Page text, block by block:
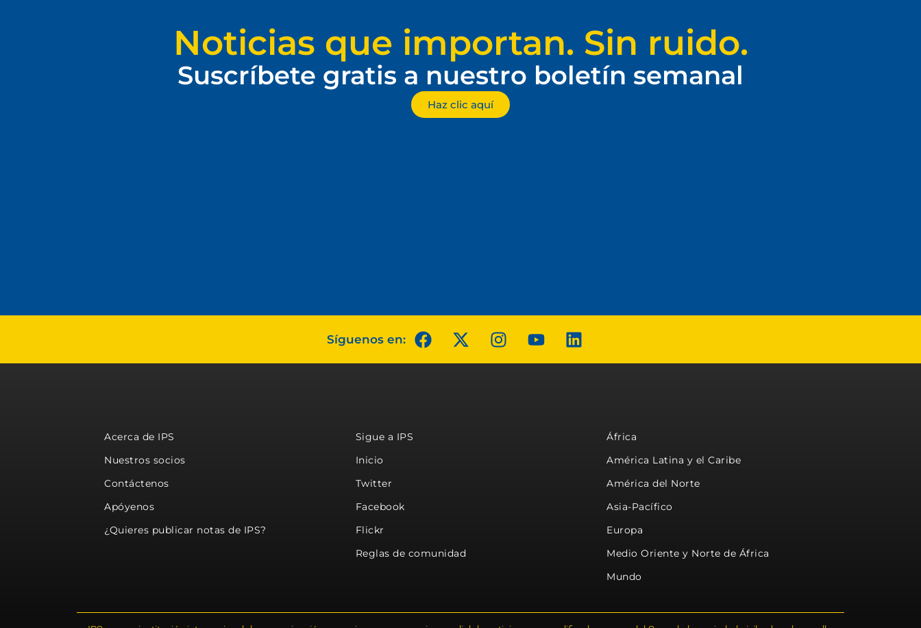
Noticias que importan. Sin ruido.
Suscríbete gratis a nuestro boletín semanal
Haz clic aquí
Síguenos en:
Acerca de IPS
Nuestros socios
Contáctenos
Apóyenos
¿Quieres publicar notas de IPS?
Sigue a IPS
Inicio
Twitter
Facebook
Flickr
Reglas de comunidad
África
América Latina y el Caribe
América del Norte
Asia-Pacífico
Europa
Medio Oriente y Norte de África
Mundo